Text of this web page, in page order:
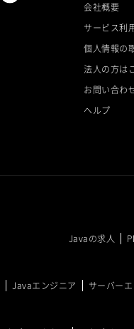
会社概要
サービス利
個人情報の
法人の方は
お問い合わ
ヘルプ
Javaの求人
Javaエンジニア サーバー